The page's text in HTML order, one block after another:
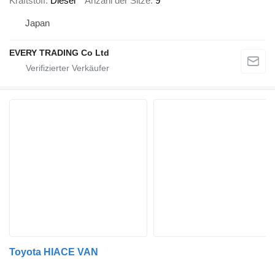
Japan
EVERY TRADING Co Ltd
Toyota HIACE VAN